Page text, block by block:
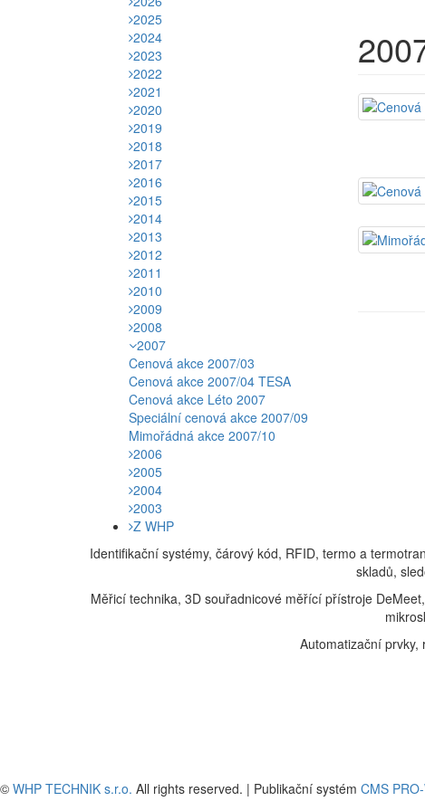
2025
2024
2023
2022
2021
2020
2019
2018
2017
2016
2015
2014
2013
2012
2011
2010
2009
2008
2007
Cenová akce 2007/03
Cenová akce 2007/04 TESA
Cenová akce Léto 2007
Speciální cenová akce 2007/09
Mimořádná akce 2007/10
2006
2005
2004
2003
Z WHP
Identifikační systémy, čárový kód, RFID, termo a
skladů,
Měřicí technika, 3D souřadnicové měřící přístroje
Automatizační
© WHP TECHNIK s.r.o. All rights reserved. | Publikační systém CMS